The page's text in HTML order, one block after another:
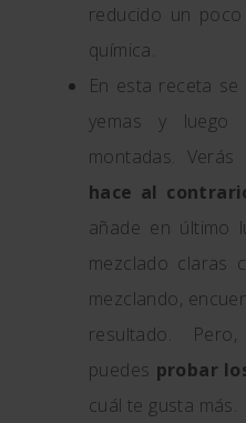
reducido un
química.
En esta receta
yemas y luego
montadas.
hace al
añade en último
mezclado claras
mezclando,
resultado.
puedes probar
cuál te gusta más.